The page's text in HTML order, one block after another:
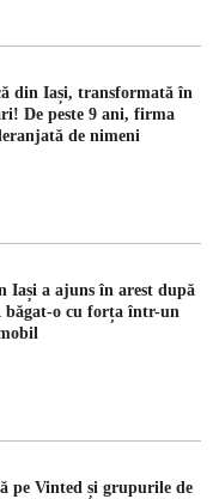
din Iași, transformată în
De peste 9 ani, firma
de nimeni
Iași a ajuns în arest după
băgat-o cu forța într-un
pe Vinted și grupurile de